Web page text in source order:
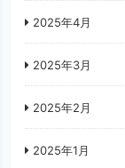
2025年4月
2025年3月
2025年2月
2025年1月